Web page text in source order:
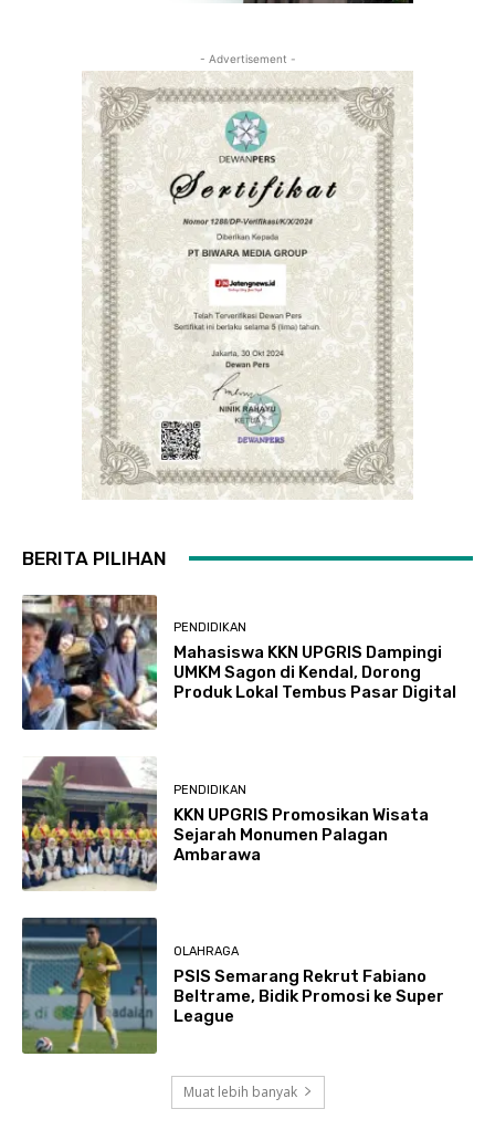
- Advertisement -
BERITA PILIHAN
PENDIDIKAN
Mahasiswa KKN UPGRIS Dampingi
UMKM Sagon di Kendal, Dorong
Produk Lokal Tembus Pasar Digital
PENDIDIKAN
KKN UPGRIS Promosikan Wisata
Sejarah Monumen Palagan
Ambarawa
OLAHRAGA
PSIS Semarang Rekrut Fabiano
Beltrame, Bidik Promosi ke Super
League
Muat lebih banyak